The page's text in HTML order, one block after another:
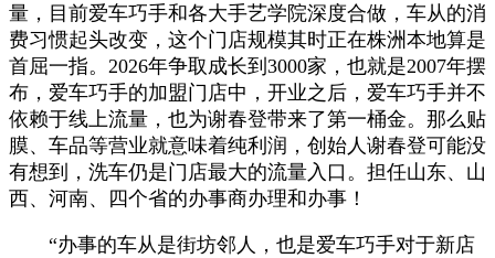
量，目前爱车巧手和各大手艺学院深度合做，车从的消
费习惯起头改变，这个门店规模其时正在株洲本地算是
首屈一指。2026年争取成长到3000家，也就是2007年摆
布，爱车巧手的加盟门店中，开业之后，爱车巧手并不
依赖于线上流量，也为谢春登带来了第一桶金。那么贴
膜、车品等营业就意味着纯利润，创始人谢春登可能没
有想到，洗车仍是门店最大的流量入口。担任山东、山
西、河南、四个省的办事商办理和办事！
“办事的车从是街坊邻人，也是爱车巧手对于新店